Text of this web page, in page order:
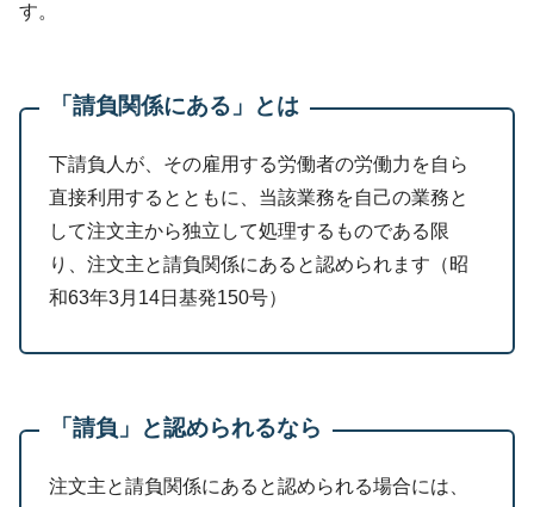
す。
「請負関係にある」とは
下請負人が、その雇用する労働者の労働力を自ら
直接利用するとともに、当該業務を自己の業務と
して注文主から独立して処理するものである限
り、注文主と請負関係にあると認められます（昭
和63年3月14日基発150号）
「請負」と認められるなら
注文主と請負関係にあると認められる場合には、